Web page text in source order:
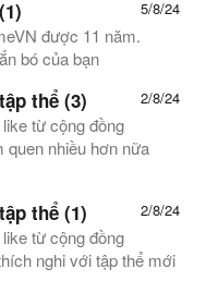
5/8/24
được 11 năm.
bó của bạn
2/8/24
thể (3)
từ cộng đồng
quen nhiều hơn nữa
2/8/24
thể (1)
từ cộng đồng
nghi với tập thể mới